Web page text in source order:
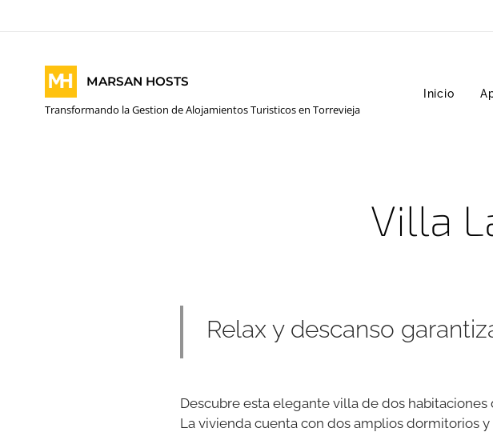
MARSAN HOSTS
Transformando la Gestion de Alojamientos Turisticos en Torrevieja
Inicio
Villa
Relax y descanso
Descubre esta elegante villa de dos
La vivienda cuenta con dos amplios dormitorios